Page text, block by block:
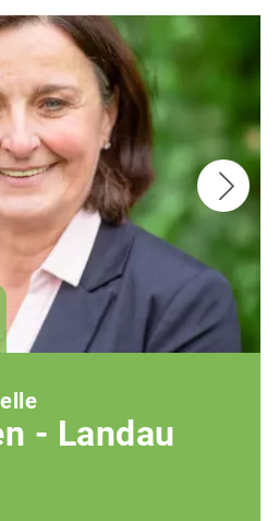
- Landau